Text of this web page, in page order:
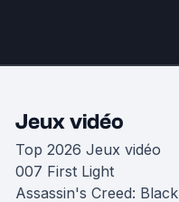
Jeux vidéo
Top 2026 Jeux vidéo
007 First Light
Assassin's Creed: Black